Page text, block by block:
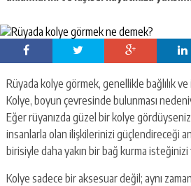
Rüyada kolye görmek, genellikle bağlılık
Kolye, boyun çevresinde bulunması
Eğer rüyanızda güzel bir kolye
insanlarla olan ilişkilerinizi güçlendireceği
birisiyle daha yakın bir bağ kurma
Kolye sadece bir aksesuar değil; aynı